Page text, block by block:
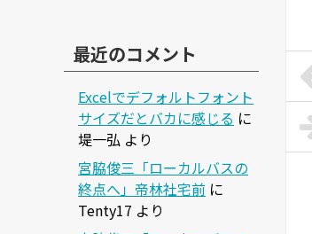
最近のコメント
Excelでデフォルトフォント
サイズだとバカに感じる に
堤一弘 より
宮脇俊三「ローカルバスの
終点へ」帝林社宅前 に
Tenty17 より